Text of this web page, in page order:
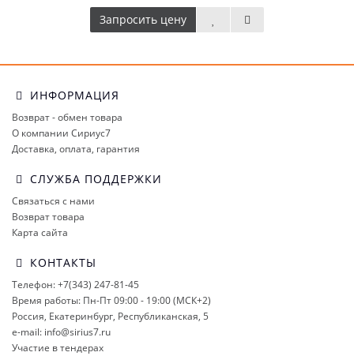
Запросить цену
ИНФОРМАЦИЯ
Возврат - обмен товара
О компании Сириус7
Доставка, оплата, гарантия
СЛУЖБА ПОДДЕРЖКИ
Связаться с нами
Возврат товара
Карта сайта
КОНТАКТЫ
Телефон: +7(343) 247-81-45
Время работы: Пн-Пт 09:00 - 19:00 (МСК+2)
Россия, Екатеринбург, Республиканская, 5
e-mail: info@sirius7.ru
Участие в тендерах